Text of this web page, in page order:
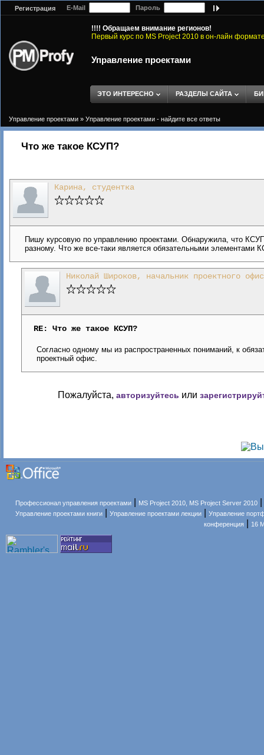
Регистрация E-Mail Пароль
!!!! Обращаем внимание регионов!
Первый курс по MS Project 2010 в он-лайн
Управление проектами
ЭТО ИНТЕРЕСНО РАЗДЕЛЫ САЙТА
Управление проектами » Управление проектами - найдите все ответы
Что же такое КСУП?
Карина, студентка
Пишу курсовую по управлению проектами. Обнаружила, что
разному. Что же все-таки является обязательными элементами
Николай Широков, начальник проектного
RE: Что же такое КСУП?
Согласно одному мы из распространенных пониманий, к
проектный офис.
Пожалуйста, авторизуйтесь или
Профессионал управления проектами MS Project 2010, MS Project Server 2010
Управление проектами книги Управление проектами лекции
Управление
конференция
16